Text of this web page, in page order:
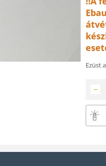
Ezüst
−